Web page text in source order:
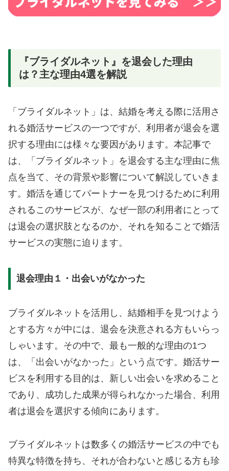
『ブライダルネット』を退会した理由
は？主な理由4選を解説
「ブライダルネット」は、結婚を考える際に活用さ
れる婚活サービスの一つですが、利用者が退会を選
択する理由には様々な要因があります。本記事で
は、「ブライダルネット」を退会する主な理由に焦
点を当て、その背景や影響について解説していきま
す。婚活を通じてパートナーを見つけるために利用
されるこのサービスが、なぜ一部の利用者にとって
は退会の選択肢となるのか、それを知ることで婚活
サービスの実態に迫ります。
退会理由１・出会いがなかった
ブライダルネットを活用し、結婚相手を見つけよう
とする方々が中には、退会を決意される方もいらっ
しゃいます。その中で、最も一般的な理由の1つ
は、「出会いがなかった」という点です。婚活サー
ビスを利用する目的は、新しい出会いを求めること
であり、成功した成果が得られなかった場合、利用
者は退会を選択する傾向にあります。
ブライダルネットは数多くの婚活サービスの中でも
特異な特徴を持ち、それが合わないと感じる方も珍